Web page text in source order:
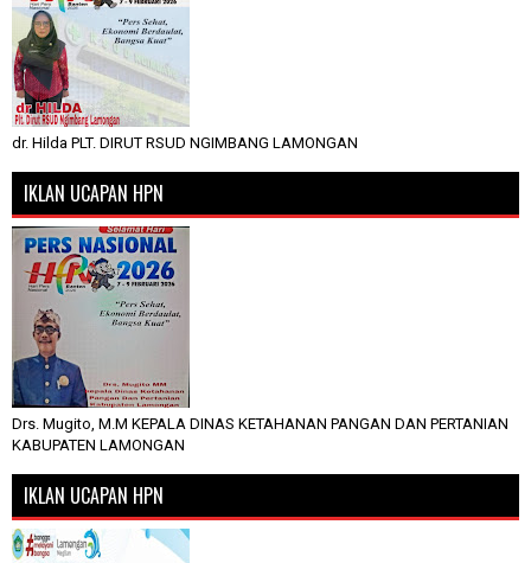
dr. Hilda PLT. DIRUT RSUD NGIMBANG LAMONGAN
IKLAN UCAPAN HPN
Drs. Mugito, M.M KEPALA DINAS KETAHANAN PANGAN DAN PERTANIAN
KABUPATEN LAMONGAN
IKLAN UCAPAN HPN